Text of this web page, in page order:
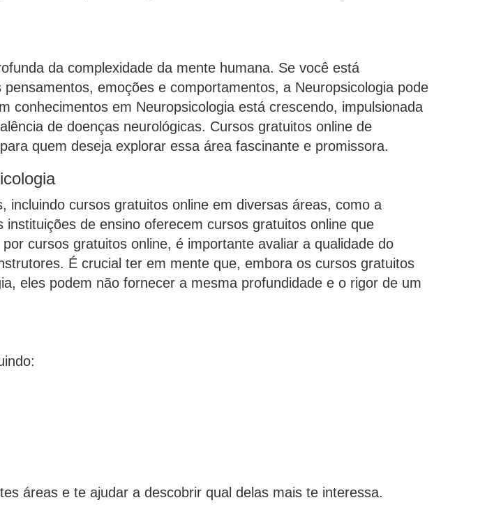
da complexidade da mente humana. Se você está
emoções e comportamentos, a Neuropsicologia pode
conhecimentos em Neuropsicologia está crescendo, impulsionada
de doenças neurológicas. Cursos gratuitos online de
quem deseja explorar essa área fascinante e promissora.
cursos gratuitos online em diversas áreas, como a
de ensino oferecem cursos gratuitos online que
cursos gratuitos online, é importante avaliar a qualidade do
É crucial ter em mente que, embora os cursos gratuitos
eles podem não fornecer a mesma profundidade e o rigor de um
áreas e te ajudar a descobrir qual delas mais te interessa.